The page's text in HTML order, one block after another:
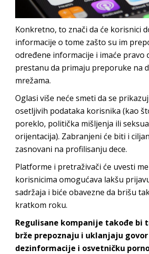
Konkretno, to znači da će korisnici
informacije o tome zašto su im
određene informacije i imaće pravo
prestanu da primaju preporuke na
mrežama.
Oglasi više neće smeti da se
osetljivih podataka korisnika (kao
poreklo, politička mišljenja ili
orijentacija). Zabranjeni će biti i
zasnovani na profilisanju dece.
Platforme i pretraživači će uvesti
korisnicima omogućava lakšu
sadržaja i biće obavezne da brišu
kratkom roku.
Regulisane kompanije takođe bi
brže prepoznaju i uklanjaju
dezinformacije i osvetničku